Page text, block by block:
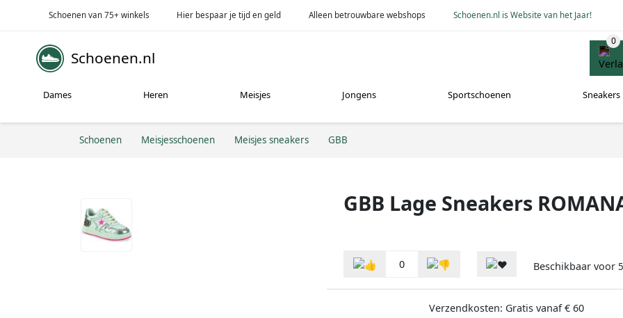
Schoenen van 75+ winkels Hier bespaar je tijd en geld Alleen betrouwbare webshops Schoenen.nl is Website van het Jaar!
Schoenen.nl
Dames Heren Meisjes Jongens Sportschoenen Sneakers
Schoenen Meisjesschoenen Meisjes sneakers GBB
GBB Lage Sneakers
0 Beschikbaar voor
Verzendkosten: Gratis vanaf € 60